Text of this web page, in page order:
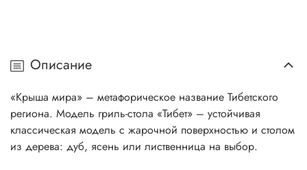
Описание
«Крыша мира» – метафорическое название Тибетского
региона. Модель гриль-стола «Тибет» – устойчивая
классическая модель с жарочной поверхностью и столом
из дерева: дуб, ясень или лиственница на выбор.